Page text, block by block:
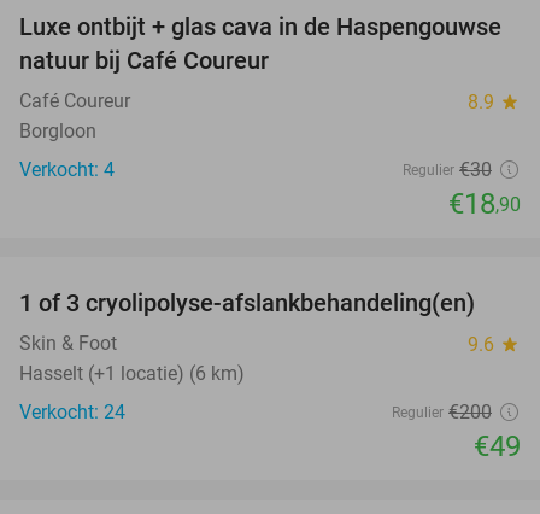
37%
TODAY
Luxe ontbijt + glas cava in de Haspengouwse
natuur bij Café Coureur
Café Coureur 8.9 star
Borgloon
Verkocht: 4
Regulier €30
€18,90
76%
1 of 3 cryolipolyse-afslankbehandeling(en)
Skin & Foot 9.6 star
Hasselt (+1 locatie) (6 km)
Verkocht: 24
Regulier €200
€49